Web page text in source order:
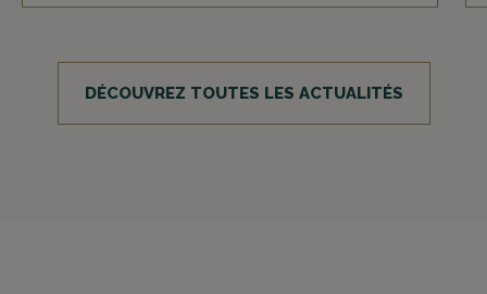
DÉCOUVREZ TOUTES LES ACTUALITÉS